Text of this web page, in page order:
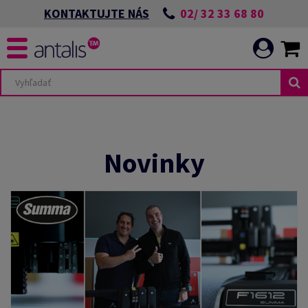
KONTAKTUJTE NÁS 02/ 32 33 68 80
Novinky